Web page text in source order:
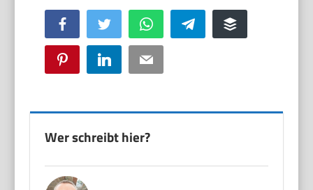
Facebook Twitter WhatsApp Telegram Buffer
Pinterest LinkedIn Email
Wer schreibt hier?